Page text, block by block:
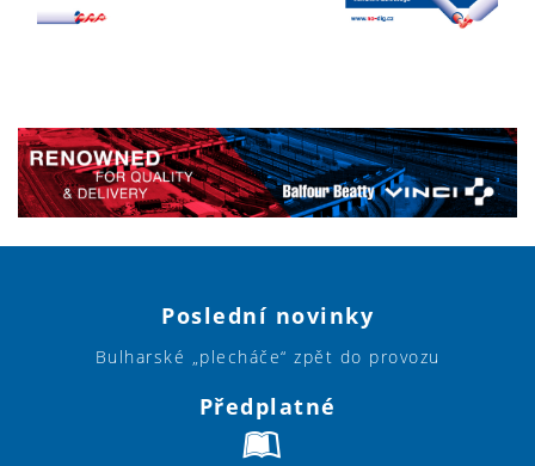
Poslední novinky
Bulharské „plecháče“ zpět do provozu
Předplatné